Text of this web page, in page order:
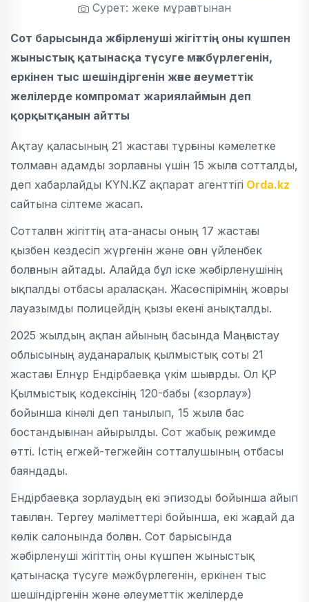
Сурет: жеке мұрағатынан
Сот барысында жәбірленуші жігіттің оны күшпен
жыныстық қатынасқа түсуге мәжбүрлегенін,
еркінен тыс шешіндіргенін және әлеуметтік
желілерде компромат жариялаймын деп
қорқытқанын айтты
Ақтау қаласының 21 жастағы тұрғыны кәмелетке
толмаған адамды зорлағаны үшін 15 жылға сотталды,
деп хабарлайды KYN.KZ ақпарат агенттігі Orda.kz
сайтына сілтеме жасап.
Сотталған жігіттің ата-анасы оның 17 жастағы
қызбен кездесіп жүргенін және оған үйленбек
болғанын айтады. Алайда бұл іске жәбірленушінің
ықпалды отбасы араласқан. Жасөспірімнің жоғары
лауазымды полицейдің қызы екені анықталды.
2025 жылдың ақпан айының басында Маңғыстау
облысының ауданаралық қылмыстық соты 21
жастағы Елнұр Ендірбаевқа үкім шығарды. Ол ҚР
Қылмыстық кодексінің 120-бабы («зорлау»)
бойынша кінәлі деп танылып, 15 жылға бас
бостандығынан айырылды. Сот жабық режимде
өтті. Істің егжей-тегжейін сотталушының отбасы
баяндады.
Ендірбаевқа зорлаудың екі эпизоды бойынша айып
тағылған. Тергеу мәліметтері бойынша, екі жағдай да
көлік салонында болған. Сот барысында
жәбірленуші жігіттің оны күшпен жыныстық
қатынасқа түсуге мәжбүрлегенін, еркінен тыс
шешіндіргенін және әлеуметтік желілерде